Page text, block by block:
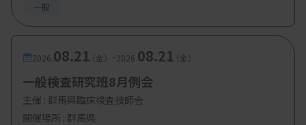
一般
2026. 08.21（金） -2026. 08.21（金）
一般検査研究班8月例会
主催 : 群馬県臨床検査技師会
開催場所 : 群馬県